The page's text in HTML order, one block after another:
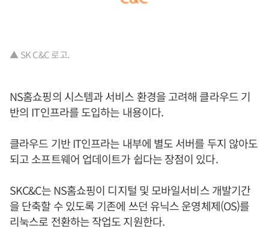
▲ SK C&C 로고.
NS홈쇼핑의 시스템과 서비스 환경을 고려해 클라우드 기
반의 IT인프라를 도입하는 내용이다.
클라우드 기반 IT인프라는 내부에 별도 서버를 두지 않아도
되고 소프트웨어 업데이트가 쉽다는 장점이 있다.
SKC&C는 NS홈쇼핑이 디지털 및 모바일서비스 개발기간
을 단축할 수 있도록 기존에 쓰던 유닉스 운영체제(OS)를
리눅스로 전환하는 작업도 지원한다.